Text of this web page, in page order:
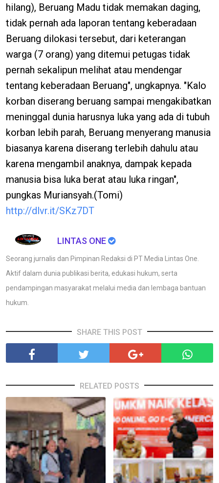
hilang), Beruang Madu tidak memakan daging,
tidak pernah ada laporan tentang keberadaan
Beruang dilokasi tersebut, dari keterangan
warga (7 orang) yang ditemui petugas tidak
pernah sekalipun melihat atau mendengar
tentang keberadaan Beruang", ungkapnya. "Kalo
korban diserang beruang sampai mengakibatkan
meninggal dunia harusnya luka yang ada di tubuh
korban lebih parah, Beruang menyerang manusia
biasanya karena diserang terlebih dahulu atau
karena mengambil anaknya, dampak kepada
manusia bisa luka berat atau luka ringan",
pungkas Muriansyah.(Tomi)
http://dlvr.it/SKz7DT
LINTAS ONE
Seorang jurnalis dan Pimpinan Redaksi di PT Media Lintas One.
Aktif dalam dunia publikasi berita, edukasi hukum, serta
pendampingan masyarakat melalui media dan lembaga bantuan
hukum.
SHARE THIS POST
RELATED POSTS